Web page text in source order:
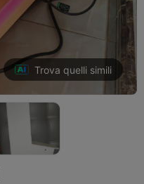
Trova quelli simili